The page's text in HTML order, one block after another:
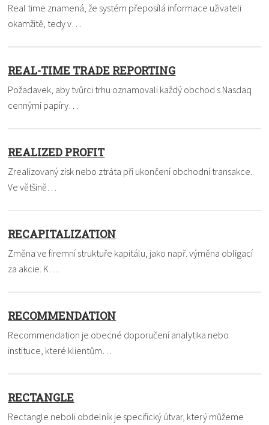
Real time znamená, že systém přeposílá informace uživateli
okamžitě, tedy v…
REAL-TIME TRADE REPORTING
Požadavek, aby tvůrci trhu oznamovali každý obchod s Nasdaq
cennými papíry…
REALIZED PROFIT
Zrealizovaný zisk nebo ztráta při ukončení obchodní transakce.
Ve většině…
RECAPITALIZATION
Změna ve firemní struktuře kapitálu, jako např. výměna obligací
za akcie. K…
RECOMMENDATION
Recommendation je obecné doporučení analytika nebo
instituce, které klientům…
RECTANGLE
Rectangle neboli obdelník je specifický útvar, který můžeme